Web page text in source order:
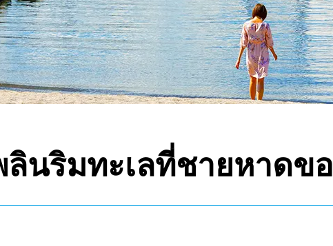
ลินริมทะเลที่ชายหาดข